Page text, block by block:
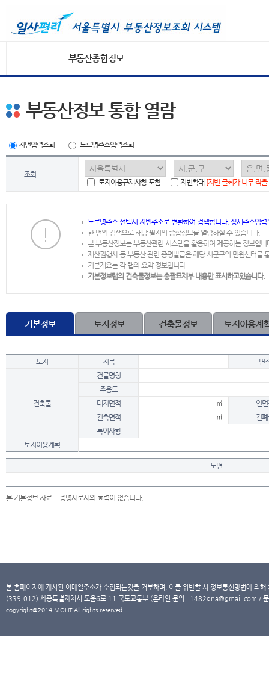
부동산종합정보
부동산정보 통합 열람
지번입력조회 도로명주소입력조회
조회
토지이용규제사항 포함
지번확대 [지번 글씨가 너무 작
도로명주소 선택시 지번주소로 변환하여 검색합니다. 상세주소입
한 번의 검색으로 해당 필지의 종합정보를 열람하실 수 있습니다.
본 부동산정보는 부동산관련 시스템을 활용하여 제공하는 정보입니
재산권행사 등 부동산 관련 증명발급은 해당 시군구의 민원센터를
기본개요는 각 탭의 요약 정보입니다.
기본정보탭의 건축물정보는 총괄표제부 내용만 표시하고있습니다.
기본정보 토지정보 건축물정보 토지이용계
토지 지목 면
건축물
건물명칭
주용도
대지면적
㎡
연
건축면적
㎡
건
특이사항
토지이용계획
도면
본 기본정보 자료는 증명서로서의 효력이 없습니다.
본 홈페이지에 게시된 이메일주소가 수집되는것을 거부하며, 이를 위반할 시 정보통신망법에 의
(339-012) 세종특별자치시 도움6로 11 국토교통부 (온라인 문의 : 1482qna@gmail.com /
copyright@2014 MOLIT All rights reserved.